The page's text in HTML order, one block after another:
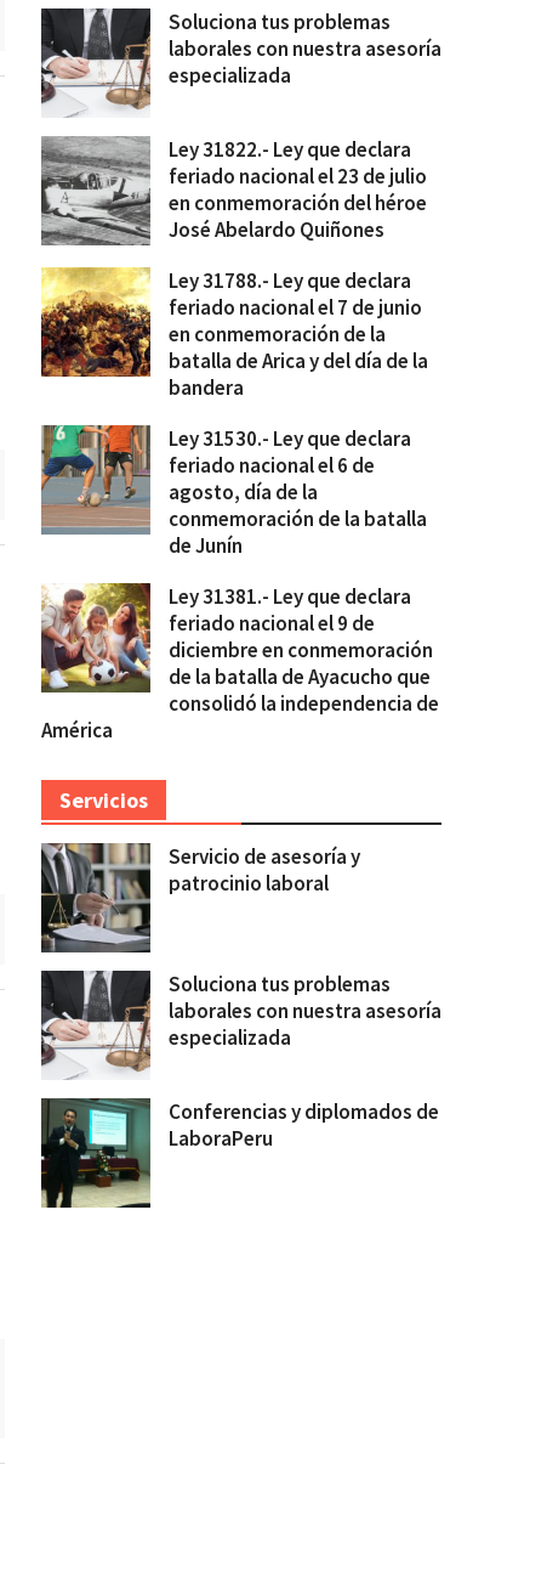
Soluciona tus problemas
laborales con nuestra asesoría
especializada
Ley 31822.- Ley que declara
feriado nacional el 23 de julio
en conmemoración del héroe
José Abelardo Quiñones
Ley 31788.- Ley que declara
feriado nacional el 7 de junio
en conmemoración de la
batalla de Arica y del día de la
bandera
Ley 31530.- Ley que declara
feriado nacional el 6 de
agosto, día de la
conmemoración de la batalla
de Junín
Ley 31381.- Ley que declara
feriado nacional el 9 de
diciembre en conmemoración
de la batalla de Ayacucho que
consolidó la independencia de
América
Servicios
Servicio de asesoría y
patrocinio laboral
Soluciona tus problemas
laborales con nuestra asesoría
especializada
Conferencias y diplomados de
LaboraPeru